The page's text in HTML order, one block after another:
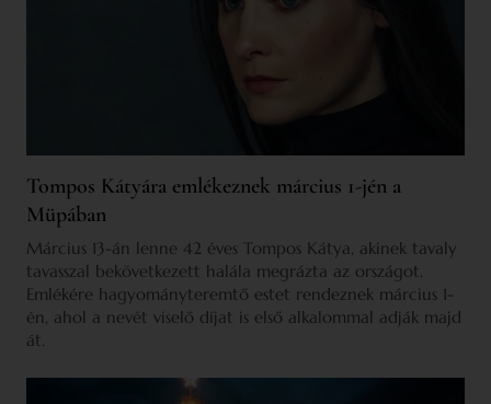
Tompos Kátyára emlékeznek március 1-jén a
Müpában
Március 13-án lenne 42 éves Tompos Kátya, akinek tavaly
tavasszal bekövetkezett halála megrázta az országot.
Emlékére hagyományteremtő estet rendeznek március 1-
én, ahol a nevét viselő díjat is első alkalommal adják majd
át.